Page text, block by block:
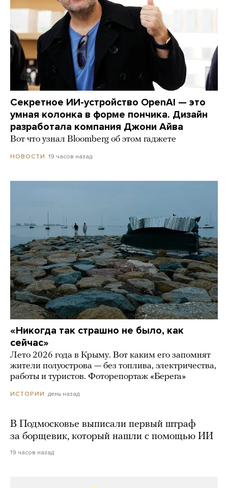
Секретное ИИ-устройство OpenAI — это
умная колонка в форме пончика. Дизайн
разработала компания Джони Айва
Вот что узнал Bloomberg об этом гаджете
НОВОСТИ 19 часов назад
«Никогда так страшно не было, как
сейчас»
Лето 2026 года в Крыму. Вот каким его запомнят
жители полуострова — без топлива, электричества,
работы и туристов. Фоторепортаж «Берега»
ИСТОРИИ день назад
В Подмосковье выписали первый штраф
за борщевик, который нашли с помощью ИИ
19 часов назад